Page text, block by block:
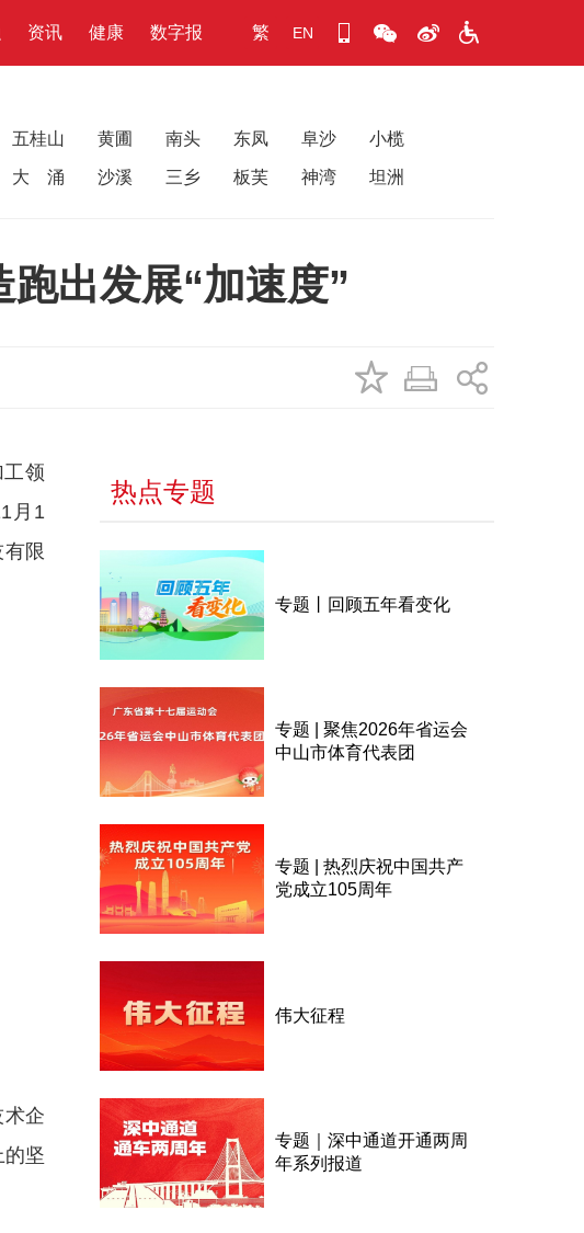
资讯 健康 数字报 繁 EN
五桂山 黄圃 南头 东凤 阜沙 小榄
大 涌 沙溪 三乡 板芙 神湾 坦洲
出发展“加速度”
领
月1
限
企
的坚
热点专题
专题丨回顾五年看变化
专题 | 聚焦2026年省运会
中山市体育代表团
专题 | 热烈庆祝中国共产
党成立105周年
伟大征程
专题｜深中通道开通两周
年系列报道